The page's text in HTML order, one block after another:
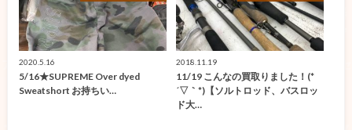
2020.5.16
5/16★SUPREME Over dyed
Sweatshort お持ちい…
2018.11.19
11/19 こんなの買取りました！(*
´▽｀*)【ソルトロッド、バスロッ
ド大…